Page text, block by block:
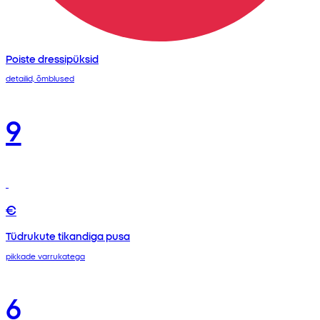
Poiste dressipüksid
detailid, õmblused
9
€
Tüdrukute tikandiga pusa
pikkade varrukatega
6